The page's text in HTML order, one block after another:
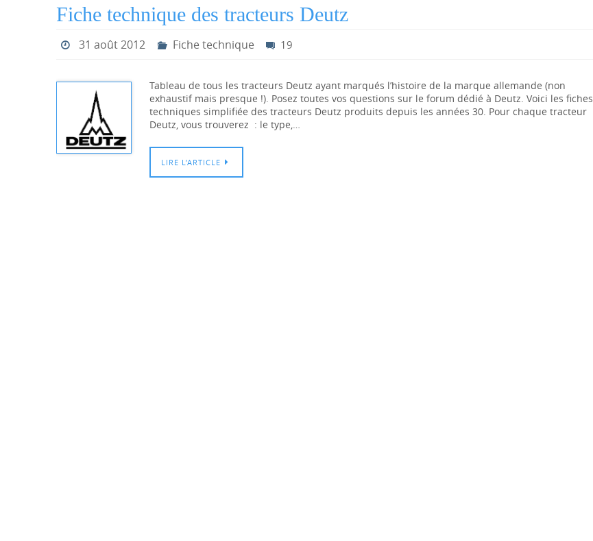
Fiche technique des tracteurs Deutz
31 août 2012 Fiche technique 19
Tableau de tous les tracteurs Deutz ayant marqués l’histoire de la marque allemande (non
exhaustif mais presque !). Posez toutes vos questions sur le forum dédié à Deutz. Voici les fiches
techniques simplifiée des tracteurs Deutz produits depuis les années 30. Pour chaque tracteur
Deutz, vous trouverez : le type,…
LIRE L’ARTICLE